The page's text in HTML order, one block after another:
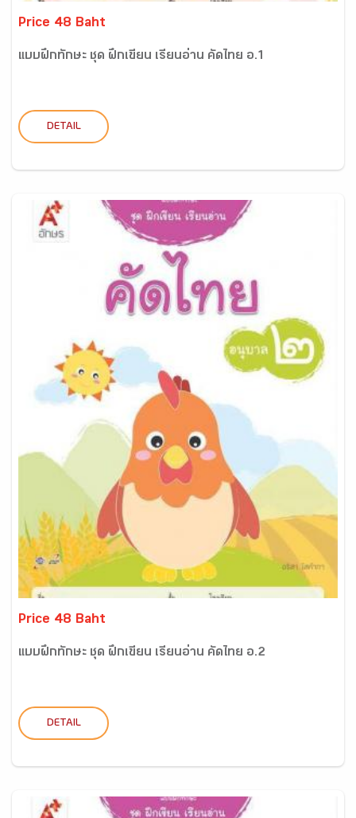
Price 48 Baht
แบบฝึกทักษะ ชุด ฝึกเขียน เรียนอ่าน คัดไทย อ.1
DETAIL
Price 48 Baht
แบบฝึกทักษะ ชุด ฝึกเขียน เรียนอ่าน คัดไทย อ.2
DETAIL